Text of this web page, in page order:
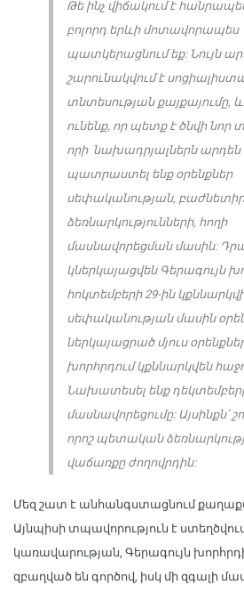
Թե ինչ վիճակում է
բոլորդ երևի մոտավորապես
պատկերացնում եք: Նույն
շարունակվում է
տնտեսության քայքայումը, և
ունենք, որ պետք է ծնվի նոր
որի նախադրյալներն արդեն
պատրաստել ենք օրենքներ
սեփականության,
ձեռնարկությունների, հողի
մասնավորեցման մասին:
կներկայացվեն Գերագույն
հոկտեմբերի 29-ին
սեփականության մասին
ներկայացրած մյուս
խորհրդում կքննարկվեն
Նախատեսել ենք դեկտեմբերի
մասնավորեցումը: Այսինքն՝
որոշ պետական
վաճառքը ժողովրդին:
Մեզ շատ է անհանգստացնում
Այնպիսի տպավորություն է
կառավարության, Գերագույն
զբաղված են գործով, իսկ մի զգալի